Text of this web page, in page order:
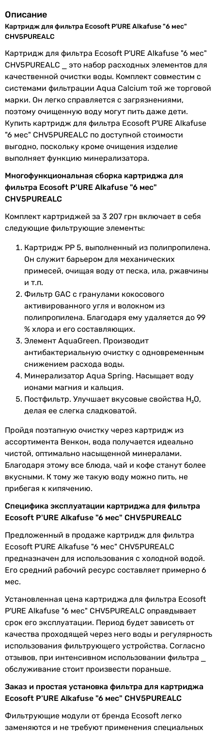
Подходит
Корпус
Размер
картриджа
2,5 x 10 ″
Совместим с
Ecosoft P'URE Alkafuse
MO675MALCPSECO, Ecosoft
P'Ure Alkafuse
MO675ALCPUREECO
Производство Украина
давление
Коллекции
Комплектация картридж – 5 шт.
Рабочая
температура
воды
4 °C, 40 °C
EAN
Физические характеристики
2.4 кг
Габариты в упаковке
Ширина в
упаковке
450 мм
Высота в
350 мм
Глубина в
упаковке
100 мм
Вес в упаковке 1.2 кг
Увидели ошибку в описании или характеристиках?
Сообщите нам об этом!
Характеристики, комплектация и фотографии Ecosoft P'URE
Alkafuse "6 мес" CHV5PUREALC носят ознакомительный
характер и могут изменяться производителем без
уведомления. Магазин не несет ответственности за
изменения, внесенные производителем.
Описание
Картридж для фильтра Ecosoft P'URE Alkafuse "6 мес"
CHV5PUREALC
Картридж для фильтра Ecosoft P'URE Alkafuse "6 мес"
CHV5PUREALC ⎯ это набор расходных элементов для
качественной очистки воды. Комплект совместим с
системами фильтрации Aqua Calcium той же торговой
марки. Он легко справляется с загрязнениями,
поэтому очищенную воду могут пить даже дети.
Купить картридж для фильтра Ecosoft P'URE Alkafuse
"6 мес" CHV5PUREALC по доступной стоимости
выгодно, поскольку кроме очищения изделие
выполняет функцию минерализатора.
Многофункциональная сборка картриджа для
фильтра Ecosoft P'URE Alkafuse "6 мес"
CHV5PUREALC
Комплект картриджей за 3 207 грн включает в себя
следующие фильтрующие элементы:
Картридж PP 5, выполненный из полипропилена.
Он служит барьером для механических
примесей, очищая воду от песка, ила, ржавчины
и т.п.
Фильтр GAC с гранулами кокосового
активированного угля и волокном из
полипропилена. Благодаря ему удаляется до 99
% хлора и его составляющих.
Элемент AquaGreen. Производит
антибактериальную очистку с одновременным
снижением расхода воды.
Минерализатор Aqua Spring. Насыщает воду
ионами магния и кальция.
Постфильтр. Улучшает вкусовые свойства Н₂О,
делая ее слегка сладковатой.
Пройдя поэтапную очистку через картридж из
ассортимента Венкон, вода получается идеально
чистой, оптимально насыщенной минералами.
Благодаря этому все блюда, чай и кофе станут более
вкусными. К тому же такую воду можно пить, не
прибегая к кипячению.
Специфика эксплуатации картриджа для фильтра
Ecosoft P'URE Alkafuse "6 мес" CHV5PUREALC
Предложенный в продаже картридж для фильтра
Ecosoft P'URE Alkafuse "6 мес" CHV5PUREALC
предназначен для использования с холодной водой.
Его средний рабочий ресурс составляет примерно 6
мес.
Установленная цена картриджа для фильтра Ecosoft
P'URE Alkafuse "6 мес" CHV5PUREALC оправдывает
срок его эксплуатации. Период будет зависеть от
качества проходящей через него воды и регулярность
использования фильтрующего устройства. Согласно
отзывов, при интенсивном использовании фильтра ⎯
обслуживание стоит произвести пораньше.
Заказ и простая установка фильтра для картриджа
Ecosoft P'URE Alkafuse "6 мес" CHV5PUREALC
Фильтрующие модули от бренда Ecosoft легко
заменяются и не требуют применения специальных